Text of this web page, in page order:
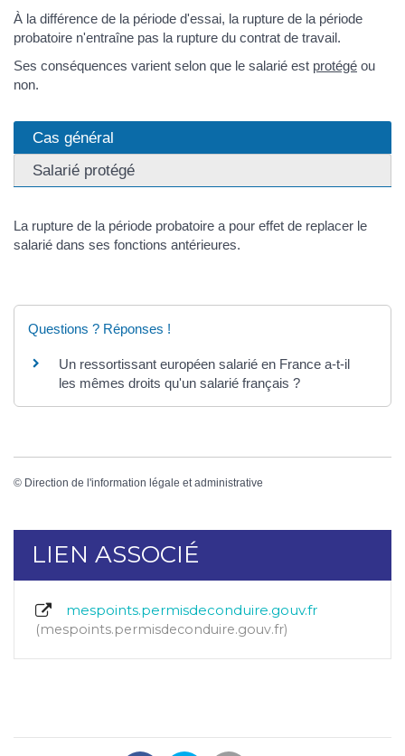
À la différence de la période d'essai, la rupture de la période
probatoire n'entraîne pas la rupture du contrat de travail.
Ses conséquences varient selon que le salarié est protégé ou
non.
Cas général
Salarié protégé
La rupture de la période probatoire a pour effet de replacer le
salarié dans ses fonctions antérieures.
Questions ? Réponses !
Un ressortissant européen salarié en France a-t-il
les mêmes droits qu'un salarié français ?
© Direction de l'information légale et administrative
LIEN ASSOCIÉ
mespoints.permisdeconduire.gouv.fr
mespoints.permisdeconduire.gouv.fr